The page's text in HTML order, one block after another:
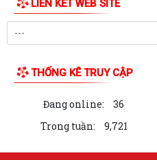
Tổ dân phố Thái Sơn gặp mặt,
kỷ niệm 79 năm ngày Thương binh...
Mạnh
Chương trình làm việc của
20/7 đến 26/7/2026)